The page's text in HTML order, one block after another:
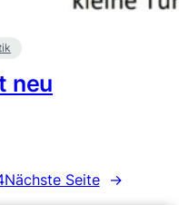
neu
Nächste Seite →